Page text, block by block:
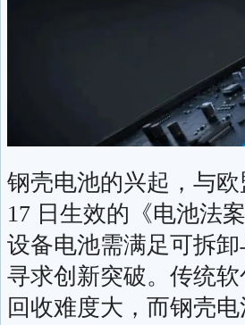
钢壳电池的兴起，与
17 日生效的《电池法
设备电池需满足可拆
寻求创新突破。传统
回收难度大，而钢壳